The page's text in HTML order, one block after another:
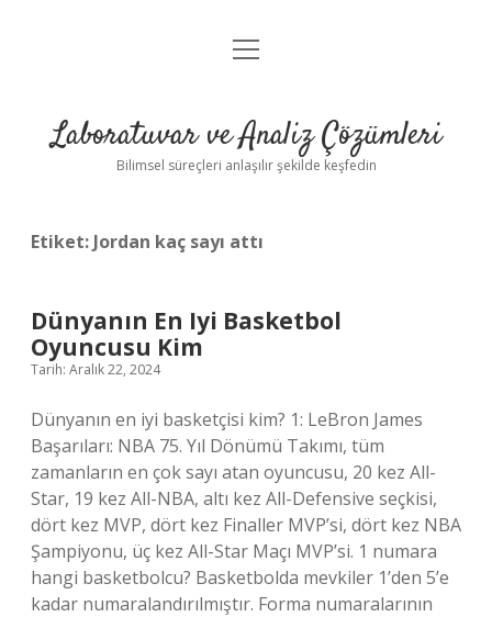
Anasayfa
Yasal Uyarı
menüyü
Laboratuvar ve Analiz Çözümleri
Bilimsel süreçleri anlaşılır şekilde keşfedin
Etiket: Jordan kaç sayı attı
Dünyanın En Iyi Basketbol
Oyuncusu Kim
Tarih: Aralık 22, 2024
Dünyanın en iyi basketçisi kim? 1: LeBron James
Başarıları: NBA 75. Yıl Dönümü Takımı, tüm
zamanların en çok sayı atan oyuncusu, 20 kez All-
Star, 19 kez All-NBA, altı kez All-Defensive seçkisi,
dört kez MVP, dört kez Finaller MVP’si, dört kez NBA
Şampiyonu, üç kez All-Star Maçı MVP’si. 1 numara
hangi basketbolcu? Basketbolda mevkiler 1’den 5’e
kadar numaralandırılmıştır. Forma numaralarının